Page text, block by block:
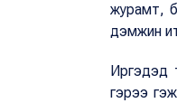
журамт,
дэмжин
Иргэдэд
гэрээ